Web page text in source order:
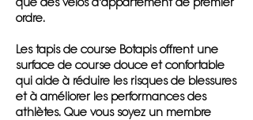
ordre.
Les tapis de course Botapis offrent une
surface de course douce et confortable
qui aide à réduire les risques de blessures
et à améliorer les performances des
athlètes. Que vous soyez un membre